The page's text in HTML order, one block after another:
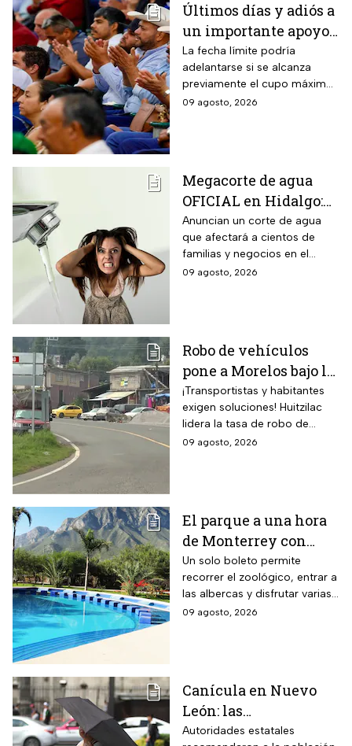
Últimos días y adiós a
un importante apoyo
en Sinaloa: hasta el 15
de agosto
permanecerá abierto
el registro para este
La fecha límite podría
adelantarse si se alcanza
previamente el cupo máximo
de productores establecido
09 agosto, 2026
Megacorte de agua
OFICIAL en Hidalgo:
Colonias se quedan
sin servicio del 11 al
14 de agosto
Anuncian un corte de agua
que afectará a cientos de
familias y negocios en el
municipio de Pachuca, a lo
09 agosto, 2026
Robo de vehículos
pone a Morelos bajo la
lupa: Huitzilac
registra la mayor tasa
del país
¡Transportistas y habitantes
exigen soluciones! Huitzilac
lidera la tasa de robo de
vehículos en México, con 78
09 agosto, 2026
El parque a una hora
de Monterrey con
zoológico, tirolesa y
alberca: esto cuesta la
entrada en agosto de
2026
Un solo boleto permite
recorrer el zoológico, entrar a
las albercas y disfrutar varias
áreas recreativas cerca de
09 agosto, 2026
Canícula en Nuevo
León: las
recomendaciones de
Autoridades estatales